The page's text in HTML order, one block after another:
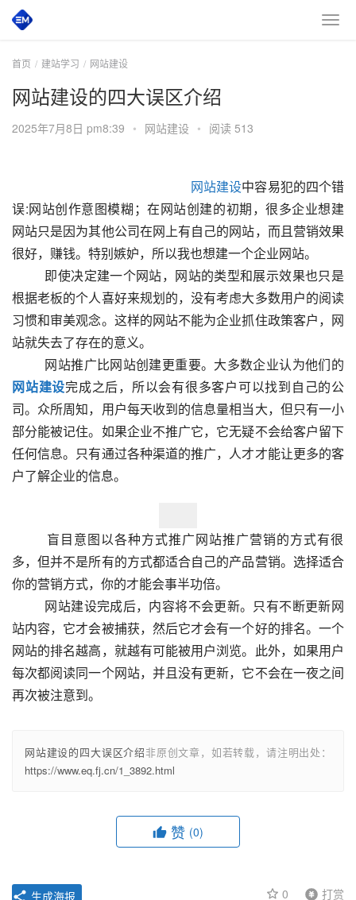
首页 建站学习 网站建设
网站建设的四大误区介绍
2025年7月8日 pm8:39 • 网站建设 • 阅读 513
网站建设中容易犯的四个错
误:网站创作意图模糊；在网站创建的初期，很多企业想建
网站只是因为其他公司在网上有自己的网站，而且营销效果
很好，赚钱。特别嫉妒，所以我也想建一个企业网站。
根据老板的个人喜好来规划的，没有考虑大多数用户的阅读
习惯和审美观念。这样的网站不能为企业抓住政策客户，网
站就失去了存在的意义。
  　　网站推广比网站创建更重要。大多数企业认为他们的
网站建设完成之后，所以会有很多客户可以找到自己的公
司。众所周知，用户每天收到的信息量相当大，但只有一小
部分能被记住。如果企业不推广它，它无疑不会给客户留下
任何信息。只有通过各种渠道的推广，人才才能让更多的客
户了解企业的信息。
多，但并不是所有的方式都适合自己的产品营销。选择适合
你的营销方式，你的才能会事半功倍。
站内容，它才会被捕获，然后它才会有一个好的排名。一个
网站的排名越高，就越有可能被用户浏览。此外，如果用户
每次都阅读同一个网站，并且没有更新，它不会在一夜之间
网站建设的四大误区介绍非原创文章，如若转载，请注明出处：
https://www.eq.fj.cn/1_3892.html
赞 (0)
0 打赏
生成海报